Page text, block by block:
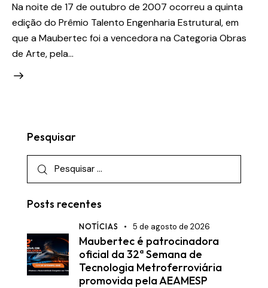
Na noite de 17 de outubro de 2007 ocorreu a quinta
edição do Prêmio Talento Engenharia Estrutural, em
que a Maubertec foi a vencedora na Categoria Obras
de Arte, pela…
Pesquisar
Posts recentes
NOTÍCIAS 5 de agosto de 2026
Maubertec é patrocinadora
oficial da 32ª Semana de
Tecnologia Metroferroviária
promovida pela AEAMESP